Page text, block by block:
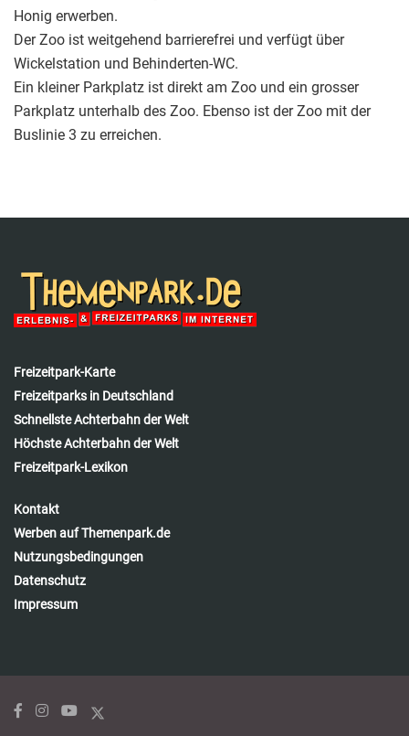
Honig erwerben.
Der Zoo ist weitgehend barrierefrei und verfügt über
Wickelstation und Behinderten-WC.
Ein kleiner Parkplatz ist direkt am Zoo und ein grosser
Parkplatz unterhalb des Zoo. Ebenso ist der Zoo mit der
Buslinie 3 zu erreichen.
Freizeitpark-Karte
Freizeitparks in Deutschland
Schnellste Achterbahn der Welt
Höchste Achterbahn der Welt
Freizeitpark-Lexikon
Kontakt
Werben auf Themenpark.de
Nutzungsbedingungen
Datenschutz
Impressum